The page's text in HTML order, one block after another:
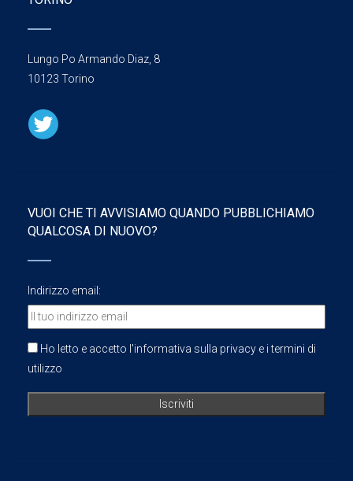
Lungo Po Armando Diaz, 8
10123 Torino
VUOI CHE TI AVVISIAMO QUANDO PUBBLICHIAMO
QUALCOSA DI NUOVO?
Indirizzo email:
Ho letto e accetto l'informativa sulla privacy e i termini di
utilizzo